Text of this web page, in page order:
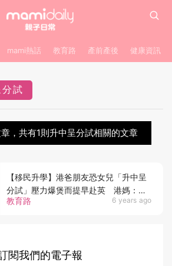
mami熱話 教育路 產前產後 健康資訊
試
，共有1則升中呈分試相關的文章
教育路 6 years ago
【移民升學】港爸朋友恐女兒「升中呈
分試」壓力爆煲而提早赴英 港媽：英
國升中競爭大、留學宜早不宜遲！
閱我們的電子報